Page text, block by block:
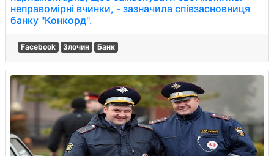
неправомірні вчинки, - зазначила співзасновниця
банку "Конкорд".
Facebook Злочин Банк